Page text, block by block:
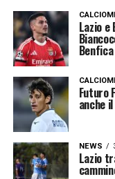
continuità. Il
chiamato a
atletico non
piano della
LA PLAYLIST
Lazio
Benfica
Futuro
anche
NEWS
Lazio